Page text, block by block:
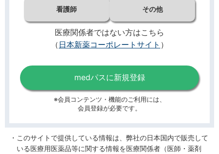
看護師 その他
医療関係者ではない方はこちら
（ 日本新薬コーポレートサイト ）
medパスに新規登録
※会員コンテンツ・機能のご利用には、
会員登録が必要です。
このサイトで提供している情報は、弊社の日本国内で販売して
いる医療用医薬品等に関する情報を医療関係者（医師・薬剤